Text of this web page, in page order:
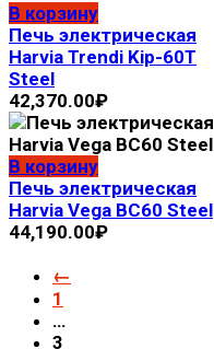
В корзину
Печь электрическая
Harvia Trendi Kip-60T
Steel
42,370.00₽
В корзину
Печь электрическая
Harvia Vega BC60 Steel
44,190.00₽
←
1
…
3